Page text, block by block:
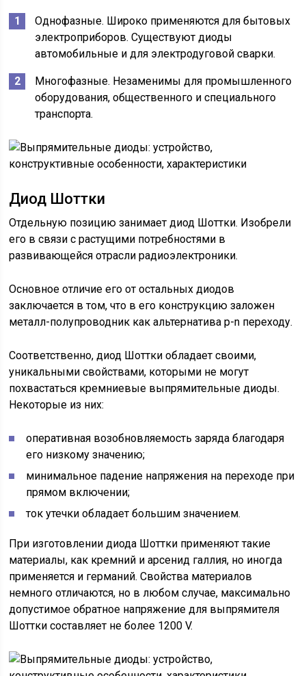
Однофазные. Широко применяются для бытовых
электроприборов. Существуют диоды
автомобильные и для электродуговой сварки.
Многофазные. Незаменимы для промышленного
оборудования, общественного и специального
транспорта.
Диод Шоттки
Отдельную позицию занимает диод Шоттки. Изобрели
его в связи с растущими потребностями в
развивающейся отрасли радиоэлектроники.
Основное отличие его от остальных диодов
заключается в том, что в его конструкцию заложен
металл-полупроводник как альтернатива p-n переходу.
Соответственно, диод Шоттки обладает своими,
уникальными свойствами, которыми не могут
похвастаться кремниевые выпрямительные диоды.
Некоторые из них:
оперативная возобновляемость заряда благодаря
его низкому значению;
минимальное падение напряжения на переходе при
прямом включении;
ток утечки обладает большим значением.
При изготовлении диода Шоттки применяют такие
материалы, как кремний и арсенид галлия, но иногда
применяется и германий. Свойства материалов
немного отличаются, но в любом случае, максимально
допустимое обратное напряжение для выпрямителя
Шоттки составляет не более 1200 V.